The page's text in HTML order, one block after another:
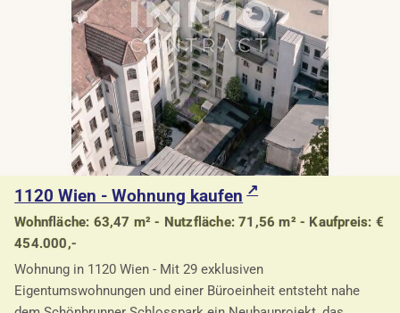
1120 Wien - Wohnung kaufen
Wohnfläche: 63,47 m² - Nutzfläche: 71,56 m² - Kaufpreis: €
454.000,-
Wohnung in 1120 Wien - Mit 29 exklusiven
Eigentumswohnungen und einer Büroeinheit entsteht nahe